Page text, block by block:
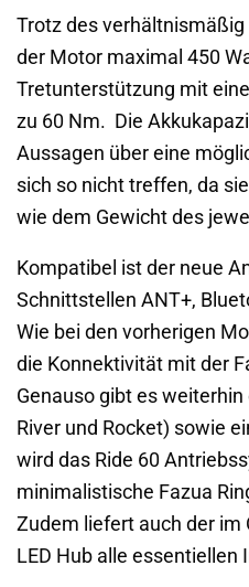
Trotz des
der Motor maximal 450
Tretunterstützung mit
zu 60 Nm. Die
Aussagen über eine
sich so nicht treffen, da
wie dem Gewicht des
Kompatibel ist der neue
Schnittstellen ANT+,
Wie bei den vorherigen
die Konnektivität mit der
Genauso gibt es
River und Rocket) sowie
wird das Ride 60
minimalistische Fazua
Zudem liefert auch der im
LED Hub alle essentiellen